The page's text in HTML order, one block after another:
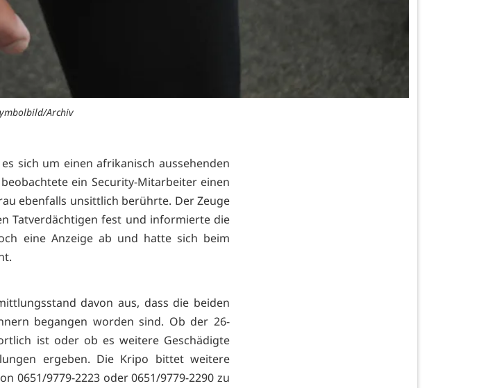
Archiv
sich um einen afrikanisch aussehenden
ein Security-Mitarbeiter einen
ebenfalls unsittlich berührte. Der Zeuge
Tatverdächtigen fest und informierte die
eine Anzeige ab und hatte sich beim
davon aus, dass die beiden
begangen worden sind. Ob der 26-
ist oder ob es weitere Geschädigte
ergeben. Die Kripo bittet weitere
0651/9779-2223 oder 0651/9779-2290 zu